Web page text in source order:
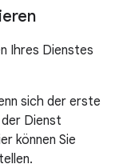
Ihres Dienstes
sich der erste
Dienst
können Sie